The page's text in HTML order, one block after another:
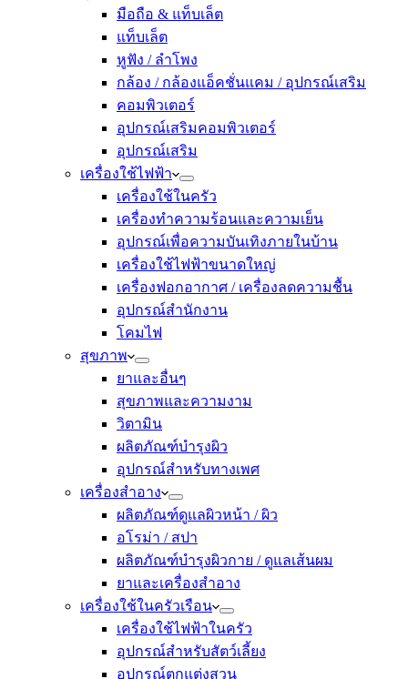
มือถือ & แท็บเล็ต
แท็บเล็ต
หูฟัง / ลำโพง
กล้อง / กล้องแอ็คชั่นแคม / อุปกรณ์เสริม
คอมพิวเตอร์
อุปกรณ์เสริมคอมพิวเตอร์
อุปกรณ์เสริม
เครื่องใช้ไฟฟ้า
เครื่องใช้ในครัว
เครื่องทำความร้อนและความเย็น
อุปกรณ์เพื่อความบันเทิงภายในบ้าน
เครื่องใช้ไฟฟ้าขนาดใหญ่
เครื่องฟอกอากาศ / เครื่องลดความชื้น
อุปกรณ์สำนักงาน
โคมไฟ
สุขภาพ
ยาและอื่นๆ
สุขภาพและความงาม
วิตามิน
ผลิตภัณฑ์บำรุงผิว
อุปกรณ์สำหรับทางเพศ
เครื่องสำอาง
ผลิตภัณฑ์ดูแลผิวหน้า / ผิว
อโรม่า / สปา
ผลิตภัณฑ์บำรุงผิวกาย / ดูแลเส้นผม
ยาและเครื่องสำอาง
เครื่องใช้ในครัวเรือน
เครื่องใช้ไฟฟ้าในครัว
อุปกรณ์สำหรับสัตว์เลี้ยง
อุปกรณ์ตกแต่งสวน